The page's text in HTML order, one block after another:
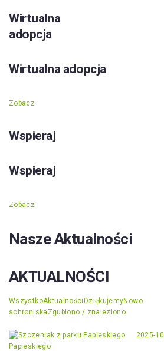
Wirtualna
adopcja
Wirtualna adopcja
Zobacz
Wspieraj
Wspieraj
Zobacz
Nasze Aktualności
AKTUALNOŚCI
WszystkoAktualności Dziękujemy
schroniska Zgubiono / znaleziono
2025-
Papieskiego